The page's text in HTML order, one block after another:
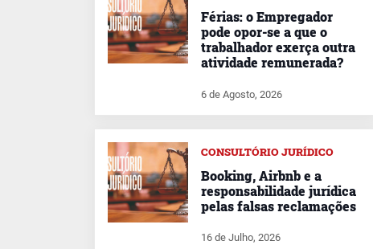
Férias: o Empregador
pode opor-se a que o
trabalhador exerça outra
atividade remunerada?
6 de Agosto, 2026
CONSULTÓRIO JURÍDICO
Booking, Airbnb e a
responsabilidade jurídica
pelas falsas reclamações
16 de Julho, 2026